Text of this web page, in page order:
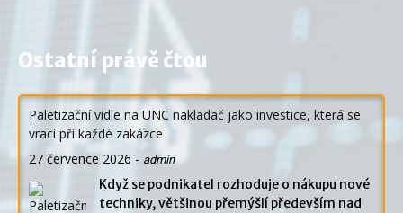
Ostatní právě čtou
Paletizační vidle na UNC nakladač jako investice, která se
vrací při každé zakázce
27 července 2026 - admin
Když se podnikatel rozhoduje o nákupu nové
techniky, většinou přemýšlí především nad